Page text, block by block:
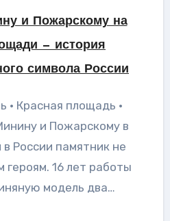
и Пожарскому на
— история
символа России
· Красная площадь ·
и Пожарскому в
России памятник не
16 лет работы
модель два…